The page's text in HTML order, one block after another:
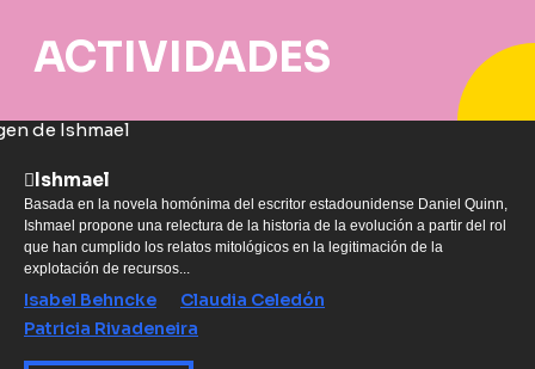
ACTIVIDADES
Ishmael
Basada en la novela homónima del escritor estadounidense Daniel Quinn,
Ishmael propone una relectura de la historia de la evolución a partir del rol
que han cumplido los relatos mitológicos en la legitimación de la
explotación de recursos...
Isabel Behncke
Claudia Celedón
Patricia Rivadeneira